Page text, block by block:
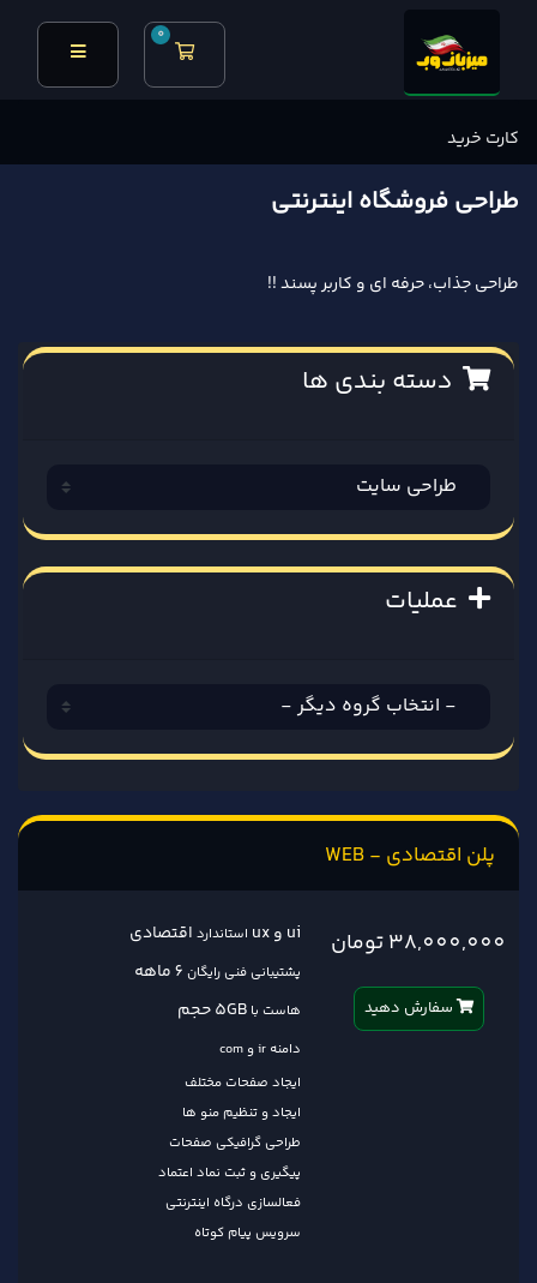
0
کارت خرید
کارت خرید
طراحی فروشگاه اینترنتی
طراحی جذاب، حرفه ای و کاربر پسند !!
دسته بندی ها
عملیات
پلن اقتصادی - WEB
ui و ux استاندارد اقتصادی
پشتیبانی فنی رایگان 6 ماهه
هاست با5GB حجم
دامنه ir و com
ایجاد صفحات مختلف
ایجاد و تنظیم منو ها
طراحی گرافیکی صفحات
پیگیری و ثبت نماد اعتماد
فعالسازی درگاه اینترنتی
سرویس پیام کوتاه
38,000,000 تومان
سفارش دهید